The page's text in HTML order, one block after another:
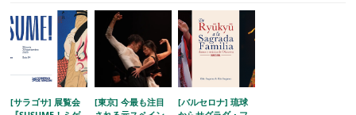
[サラゴサ] 展覧会
[東京] 今最も注目
[バルセロナ] 琉球